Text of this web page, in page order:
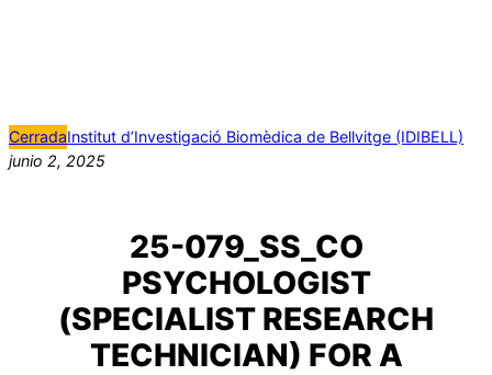
CerradaInstitut d’Investigació Biomèdica de Bellvitge (IDIBELL)
junio 2, 2025
25-079_SS_CO
PSYCHOLOGIST
(SPECIALIST RESEARCH
TECHNICIAN) FOR A